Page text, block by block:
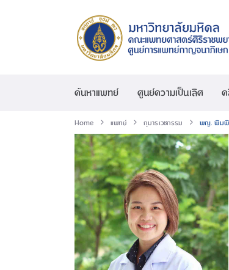
ค้นหาแพทย์ ศูนย์ความเป็นเลิศ
Home แพทย์ กุมารเวชกรรม พญ. พิมพิ